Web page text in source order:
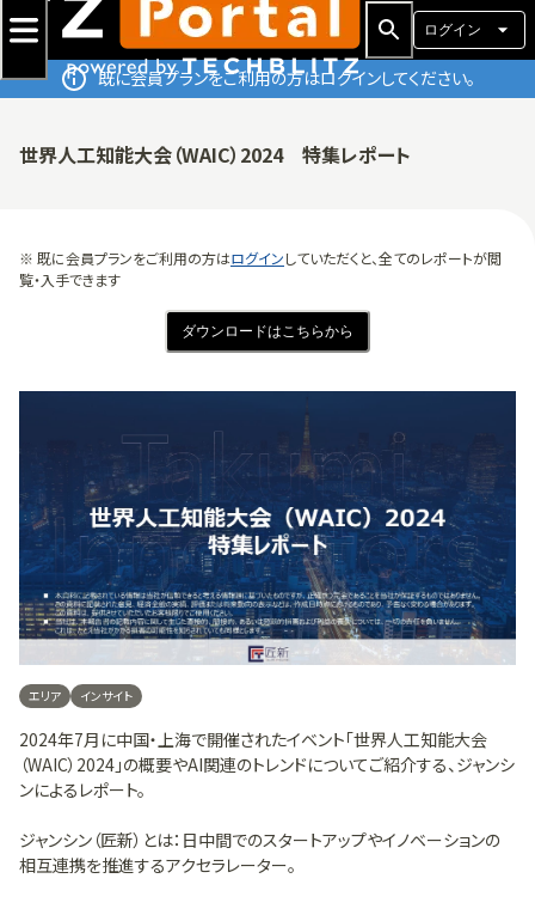
ログイン
既に会員プランをご利用の方はログインしてください。
世界人工知能大会（WAIC）2024 特集レポート
※ 既に会員プランをご利用の方はログインしていただくと、全てのレポートが閲
覧・入手できます
ダウンロードはこちらから
エリア インサイト
2024年7月に中国・上海で開催されたイベント「世界人工知能大会
（WAIC）2024」の概要やAI関連のトレンドについてご紹介する、ジャンシ
ンによるレポート。
ジャンシン（匠新）とは：日中間でのスタートアップやイノベーションの
相互連携を推進するアクセラレーター。